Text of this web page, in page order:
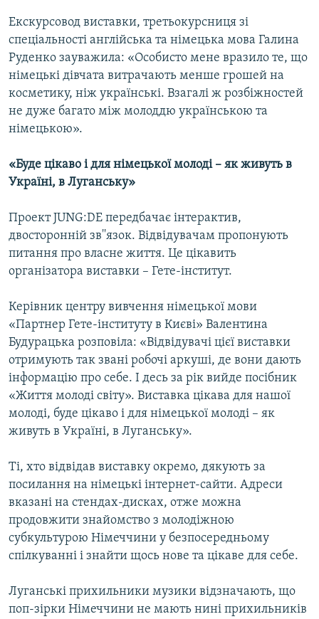
Усі сайти RFE/RL
Екскурсовод виставки, третьокурсниця зі
спеціальності англійська та німецька мова Галина
Руденко зауважила: «Особисто мене вразило те, що
німецькі дівчата витрачають менше грошей на
косметику, ніж українські. Взагалі ж розбіжностей
не дуже багато між молоддю українською та
німецькою».
«Буде цікаво і для німецької молоді – як живуть в
Україні, в Луганську»
Проект JUNG:DE передбачає інтерактив,
двосторонній зв''язок. Відвідувачам пропонують
питання про власне життя. Це цікавить
організатора виставки – Гете-інститут.
Керівник центру вивчення німецької мови
«Партнер Гете-інституту в Києві» Валентина
Будурацька розповіла: «Відвідувачі цієї виставки
отримують так звані робочі аркуші, де вони дають
інформацію про себе. І десь за рік вийде посібник
«Життя молоді світу». Виставка цікава для нашої
молоді, буде цікаво і для німецької молоді – як
живуть в Україні, в Луганську».
Ті, хто відвідав виставку окремо, дякують за
посилання на німецькі інтернет-сайти. Адреси
вказані на стендах-дисках, отже можна
продовжити знайомство з молодіжною
субкультурою Німеччини у безпосередньому
спілкуванні і знайти щось нове та цікаве для себе.
Луганські прихильники музики відзначають, що
поп-зірки Німеччини не мають нині прихильників